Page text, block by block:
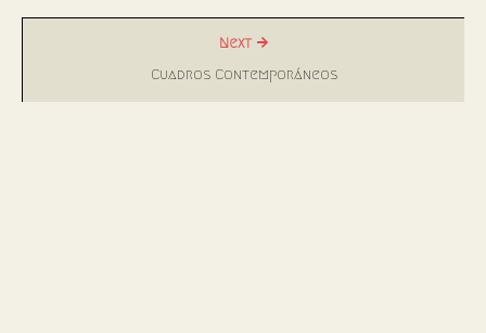
Next
Cuadros Contemporáneos